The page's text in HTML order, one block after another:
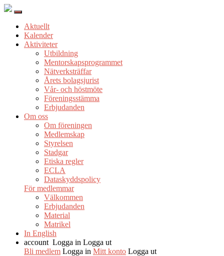
Aktuellt
Kalender
Aktiviteter
Utbildning
Mentorskapsprogrammet
Nätverksträffar
Årets bolagsjurist
Vår- och höstmöte
Föreningsstämma
Erbjudanden
Om oss
Om föreningen
Medlemskap
Styrelsen
Stadgar
Etiska regler
ECLA
Dataskyddspolicy
För medlemmar
Välkommen
Erbjudanden
Material
Matrikel
In English
account Logga in Logga ut
Bli medlem Logga in Mitt konto Logga ut